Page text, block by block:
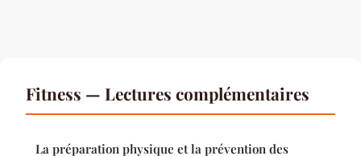
Fitness — Lectures complémentaires
La préparation physique et la prévention des